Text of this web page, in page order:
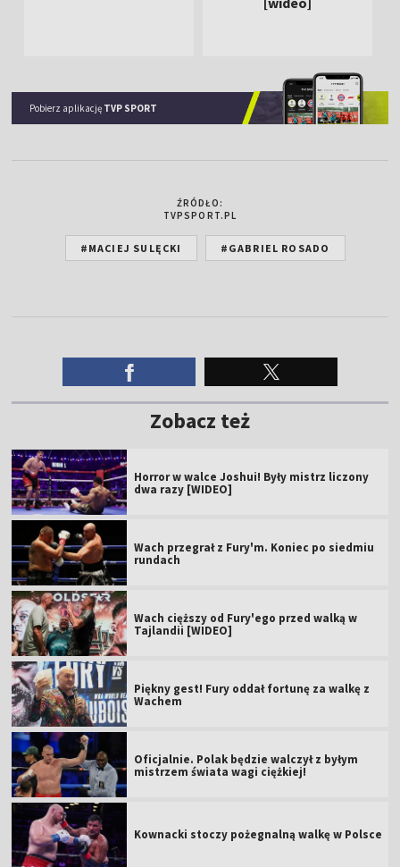
Pobierz aplikację TVP SPORT
ŹRÓDŁO:
TVPSPORT.PL
#MACIEJ SULĘCKI #GABRIEL ROSADO
Zobacz też
Horror w walce Joshui! Były mistrz liczony
dwa razy [WIDEO]
Wach przegrał z Fury'm. Koniec po siedmiu
rundach
Wach cięższy od Fury'ego przed walką w
Tajlandii [WIDEO]
Piękny gest! Fury oddał fortunę za walkę z
Wachem
Oficjalnie. Polak będzie walczył z byłym
mistrzem świata wagi ciężkiej!
Kownacki stoczy pożegnalną walkę w Polsce